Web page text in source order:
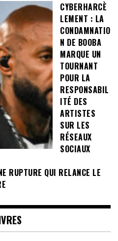
CYBERHARCÈ
LEMENT : LA
CONDAMNATIO
N DE BOOBA
MARQUE UN
TOURNANT
POUR LA
RESPONSABIL
ITÉ DES
ARTISTES
SUR LES
RÉSEAUX
SOCIAUX
RUPTURE QUI RELANCE LE